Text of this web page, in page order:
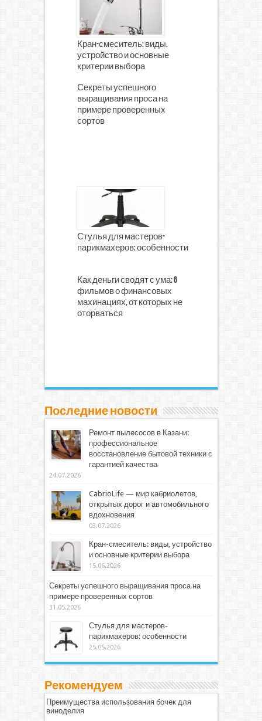
Кран-смеситель: виды,
устройство и основные
критерии выбора
Секреты успешного
выращивания проса на
примере проверенных
сортов
Стулья для мастеров-
парикмахеров: особенности
Как деньги сводят с ума: 6
фильмов о финансовых
махинациях, от которых не
оторваться
Последние новости
Ремонт пылесосов в Казани:
профессиональное
восстановление бытовой техники с
гарантией качества
24.07.2026
CabrioLife — мир кабриолетов,
открытых дорог и автомобильного
вдохновения
03.07.2026
Кран-смеситель: виды, устройство
и основные критерии выбора
15.06.2026
Секреты успешного выращивания проса на
примере проверенных сортов
31.05.2026
Стулья для мастеров-
парикмахеров: особенности
25.05.2026
Рекомендуем
Преимущества использования бочек для
виноделия